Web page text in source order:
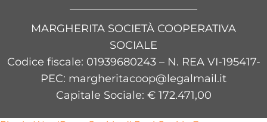
MARGHERITA SOCIETÀ COOPERATIVA
SOCIALE
Codice fiscale: 01939680243 – N. REA VI-195417-
PEC: margheritacoop@legalmail.it
Capitale Sociale: € 172.471,00